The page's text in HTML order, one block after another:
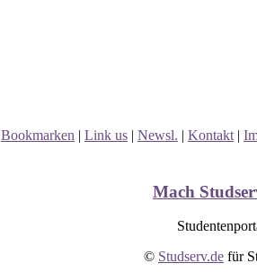
Bookmarken | Link us | Newsl. | Kontakt |
Mach
© Studserv.de für